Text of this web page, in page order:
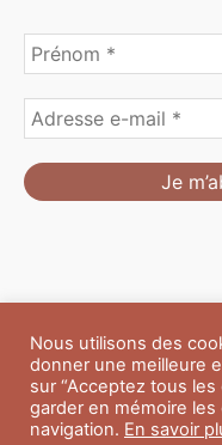
Formulaire de
Blog
Politique de
Copyright ©
Nous utilisons des
donner une meilleure
sur “Acceptez tous
garder en mémoire
navigation. En savoir